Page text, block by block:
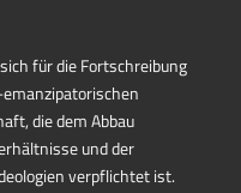
für die Fortschreibung
die dem Abbau
und der
verpflichtet ist.